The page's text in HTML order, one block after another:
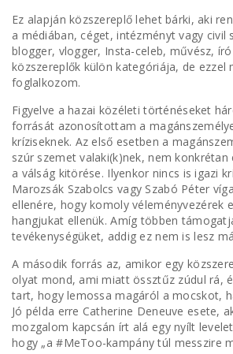
Ez alapján közszereplő lehet bárki, aki
a médiában, céget, intézményt vagy civil
blogger, vlogger, Insta-celeb, művész,
közszereplők külön kategóriája, de ezzel
foglalkozom.
Figyelve a hazai közéleti történéseket
forrását azonosítottam a
kríziseknek. Az első esetben a
szúr szemet valaki(k)nek, nem
a válság kitörése. Ilyenkor nincs is igazi
Marozsák Szabolcs vagy Szabó Péter
ellenére, hogy komoly véleményvezérek
hangjukat ellenük. Amíg többen
tevékenységüket, addig ez nem is lesz
A második forrás az, amikor egy
olyat mond, ami miatt össztűz zúdul rá,
tart, hogy lemossa magáról a mocskot,
Jó példa erre Catherine Deneuve esete,
mozgalom kapcsán írt alá egy nyílt
hogy „a #MeToo-kampány túl messzire